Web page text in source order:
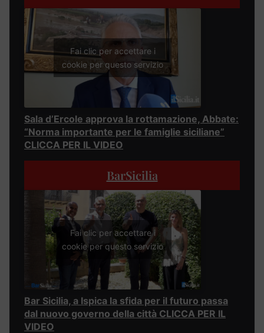
Fai clic per accettare i
cookie per questo servizio
Sala d’Ercole approva la rottamazione, Abbate:
“Norma importante per le famiglie siciliane”
CLICCA PER IL VIDEO
BarSicilia
Fai clic per accettare i
cookie per questo servizio
Bar Sicilia, a Ispica la sfida per il futuro passa
dal nuovo governo della città CLICCA PER IL
VIDEO